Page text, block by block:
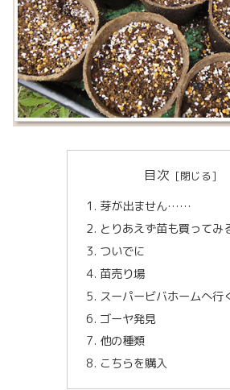
目次
芽が出ません……
とりあえず苗も買ってみ
ついでに
苗売り場
スーパービバホームへ行
ゴーヤ発見
他の種類
こちらを購入